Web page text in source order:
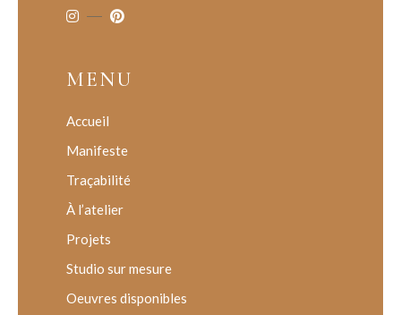
MENU
Accueil
Manifeste
Traçabilité
À l’atelier
Projets
Studio sur mesure
Oeuvres disponibles